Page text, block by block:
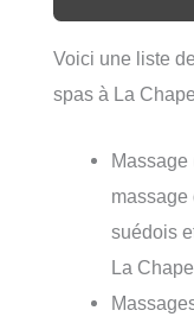
Voici une liste
spas à La
massage
suédois
La